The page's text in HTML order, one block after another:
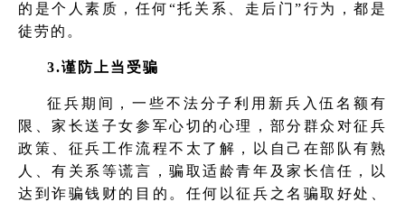
的是个人素质，任何“托关系、走后门”行为，都是
徒劳的。
3.谨防上当受骗
征兵期间，一些不法分子利用新兵入伍名额有
限、家长送子女参军心切的心理，部分群众对征兵
政策、征兵工作流程不太了解，以自己在部队有熟
人、有关系等谎言，骗取适龄青年及家长信任，以
达到诈骗钱财的目的。任何以征兵之名骗取好处、